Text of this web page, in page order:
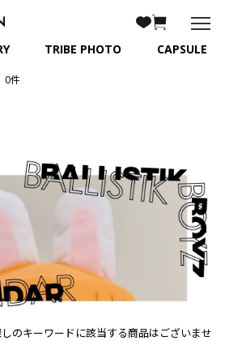
TRIBE PHOTO CAPSULE
0件
のキーワードに該当する商品はございませ